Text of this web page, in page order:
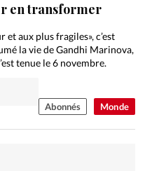
Monde
en transformer
et aux plus fragiles», c’est
la vie de Gandhi Marinova,
tenue le 6 novembre.
Abonnés